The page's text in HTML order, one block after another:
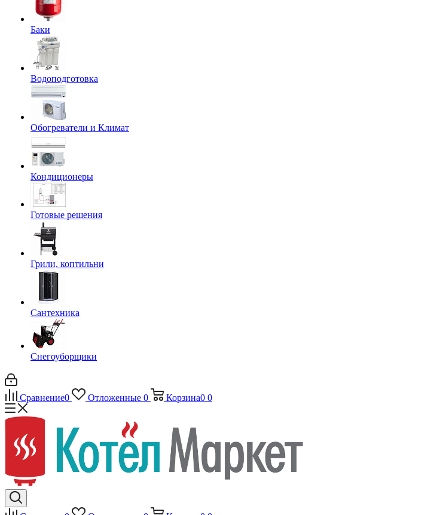
Баки
Водоподготовка
Обогреватели и Климат
Кондиционеры
Готовые решения
Грили, коптильни
Сантехника
Снегоуборщики
Сравнение0 Отложенные 0 Корзина0 0